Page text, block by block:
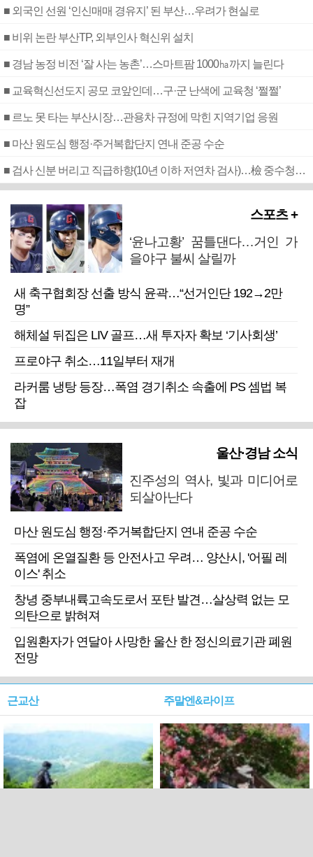
■ 외국인 선원 ‘인신매매 경유지’ 된 부산…우려가 현실로
■ 비위 논란 부산TP, 외부인사 혁신위 설치
■ 경남 농정 비전 ‘잘 사는 농촌’…스마트팜 1000㏊까지 늘린다
■ 교육혁신선도지 공모 코앞인데…구·군 난색에 교육청 ‘쩔쩔’
■ 르노 못 타는 부산시장…관용차 규정에 막힌 지역기업 응원
■ 마산 원도심 행정·주거복합단지 연내 준공 수순
■ 검사 신분 버리고 직급하향(10년 이하 저연차 검사)…檢 중수청행 기피
스포츠 +
‘윤나고황’ 꿈틀댄다…거인 가
을야구 불씨 살릴까
새 축구협회장 선출 방식 윤곽…“선거인단 192→2만
명”
해체설 뒤집은 LIV 골프…새 투자자 확보 ‘기사회생’
프로야구 취소…11일부터 재개
라커룸 냉탕 등장…폭염 경기취소 속출에 PS 셈법 복
잡
울산·경남 소식
진주성의 역사, 빛과 미디어로
되살아난다
마산 원도심 행정·주거복합단지 연내 준공 수순
폭염에 온열질환 등 안전사고 우려… 양산시, '어필 레
이스' 취소
창녕 중부내륙고속도로서 포탄 발견…살상력 없는 모
의탄으로 밝혀져
입원환자가 연달아 사망한 울산 한 정신의료기관 폐원
전망
근교산 주말엔&라이프